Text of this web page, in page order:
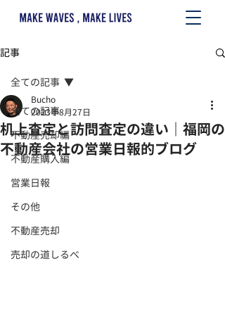
記事
全ての記事
不動産売却編
不動産購入編
営業日報
その他
不動産売却
売却の道しるべ
全ての記事
机上査定と訪問査定の違い｜福岡の
不動産会社の営業日報的ブログ
Bucho
2023年8月27日